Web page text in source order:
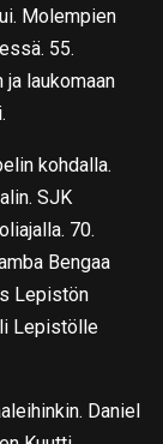
Molempien
55.
laukomaan
kohdalla.
SJK
70.
Bengaa
Lepistön
Lepistölle
Daniel